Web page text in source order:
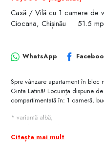
Casă / Vilă cu 1 camere de
Ciocana, Chișinău
51.5 mp
WhatsApp
Spre vânzare apartament în bloc
Ginta Latină! Locuința dispune
compartimentată în: 1 cameră,
* variantă albă;
* geamuri termopane/panoramice;
Citește mai mult